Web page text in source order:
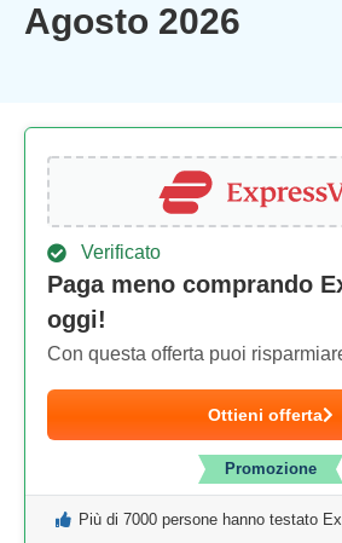
Agosto 2026
Verificato
Paga meno comprando
oggi!
Con questa offerta puoi
Ottieni offerta
Promozione
Più di 7000 persone hanno testato